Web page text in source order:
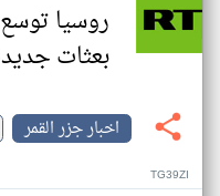
روسيا
بعثات جديدة في 4
اخبار جزر القمر
TG39ZI